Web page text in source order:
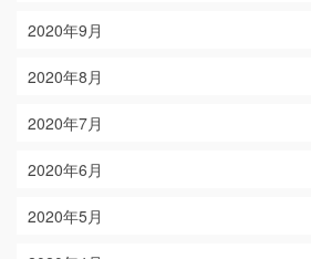
2020年9月
2020年8月
2020年7月
2020年6月
2020年5月